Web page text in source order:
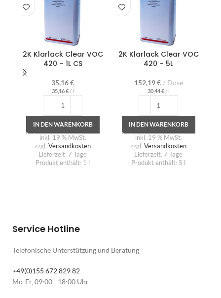
2K Klarlack Clear VOC
420 – 1L CS
35,16€
35,16€/
IN DEN WARENKORB
inkl. 19 % MwSt.
zzgl. Versandkosten
Lieferzeit: 7 Tage
Produkt enthält: 1
2K Klarlack Clear VOC
420 – 5L
152,19€ Dose
30,44€/
IN DEN WARENKORB
inkl. 19 % MwSt.
zzgl. Versandkosten
Lieferzeit: 7 Tage
Produkt enthält: 5
Service Hotline
Telefonische Unterstützung und Beratung
+49(0)155 672 829 82
Mo-Fr, 09:00 - 18:00 Uhr